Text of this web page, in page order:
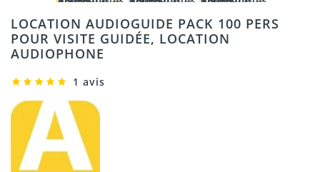
LOCATION AUDIOGUIDE PACK 100 PERS
POUR VISITE GUIDÉE, LOCATION
AUDIOPHONE
1 avis